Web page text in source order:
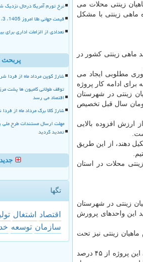
زینتی محلات می
ماهی زینتی با مشكل
در گفت و گو با خبرنگار مهر در این رابطه گفت: هم اكنون نزدیك به ۹۰ درصد ماهی زینتی كشور در
مطلوبی ایجاد می
آنجفی ضمن بیان اینكه فعلا ۳ میلیارد تومان بودجه برای ادامه كار پروژه
زینتی در شهرستان
كه سه میلیارد تومان سال قبل تخصیص
ارزش افزوده بالایی
دهند، از این طریق
محلات در استان
واحد در بخش تولید و تكثیر ماهیان زینتی در شهرستان
متر مربع است و مجموع تولید این واحدهای پرورش
زینتی نیز تحت
این طرح از سال ۹۴ در زمینی به مساحت ۱۲.۵ هكتار در شهرستان محلات شروع شده و در دست ساخت است. هم اكنون این پروژه از ۴۵ درصد
نرخ تورم آمریکا درحال نزدیک شدن
قیمت جهانی طلا امروز 1405، 3، 5
تعدادی از الزامات اداری برای
پربحث
شارژ کوپن مرداد ماه از فردا
توقف طولانی کامیون ها پشت
اقتصاد می رسد
شارژ کالا برگ مرداد ماه از
تمدید گردید
تگها
اقتصاد اشتغال
سازمان توسعه